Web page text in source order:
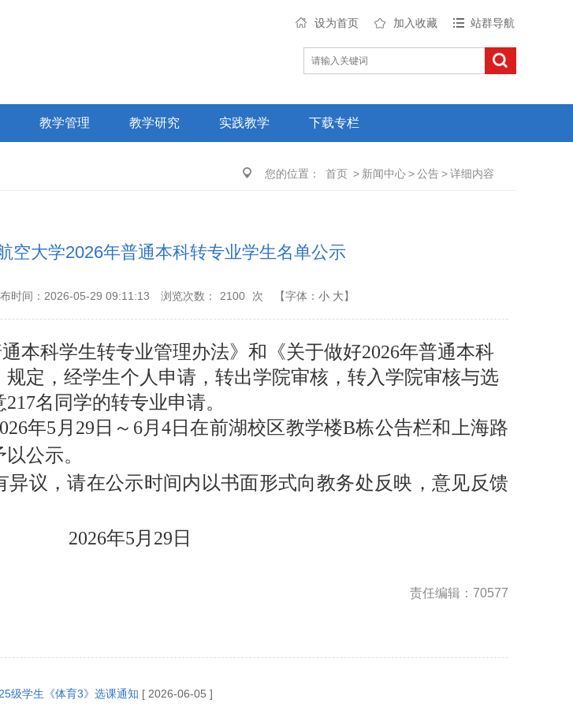
设为首页 加入收藏 站群导航
教学管理 教学研究 实践教学 下载专栏
您的位置： 首页 > 新闻中心>公告>详细内容
空大学2026年普通本科转专业学生名单公示
时间：2026-05-29 09:11:13 浏览次数： 2100 次 【字体： 小 大】
本科学生转专业管理办法》和《关于做好2026年普通本科
定，经学生个人申请，转出学院审核，转入学院审核与选
217名同学的转专业申请。
6年5 月 29 日 ～ 6月 4日在前湖校区教学楼B栋公告栏和上海路
公示。
异议，请在公示时间内以书面形式向教务处反映，意见反馈
2026年5 月 29 日
责任编辑：70577
级学生《体育3》选课通知 [ 2026-06-05 ]